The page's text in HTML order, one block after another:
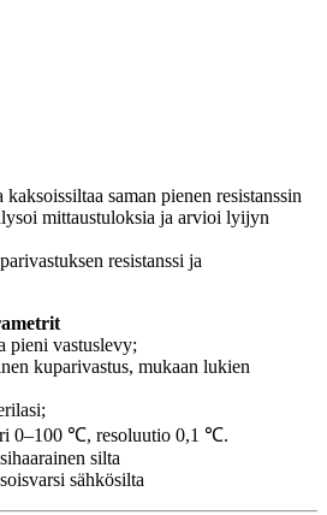
saman pienen resistanssin
mittaustuloksia ja arvioi lyijyn
resistanssi ja
pieni vastuslevy;
kuparivastus, mukaan lukien
0–100 ℃, resoluutio 0,1 ℃.
silta
sähkösilta